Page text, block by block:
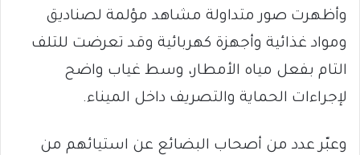
وأظهرت صور متداولة مشاهد مؤلمة لصناديق
ومواد غذائية وأجهزة كهربائية وقد تعرضت للتلف
التام بفعل مياه الأمطار، وسط غياب واضح
لإجراءات الحماية والتصريف داخل الميناء.
وعبّر عدد من أصحاب البضائع عن استيائهم من